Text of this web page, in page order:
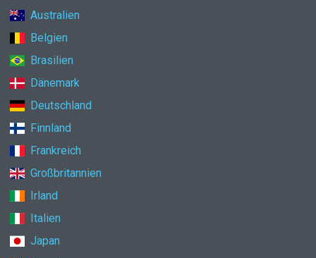
Australien
Belgien
Brasilien
Dänemark
Deutschland
Finnland
Frankreich
Großbritannien
Irland
Italien
Japan